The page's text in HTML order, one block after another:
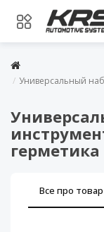
Универсальный
герметика
Все про товар